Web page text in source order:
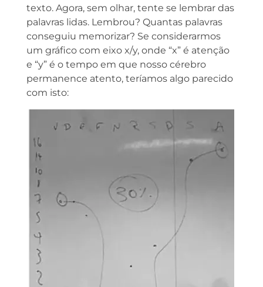
texto. Agora, sem olhar, tente se lembrar das
palavras lidas. Lembrou? Quantas palavras
conseguiu memorizar? Se considerarmos
um gráfico com eixo x/y, onde “x” é atenção
e “y” é o tempo em que nosso cérebro
permanence atento, teríamos algo parecido
com isto: